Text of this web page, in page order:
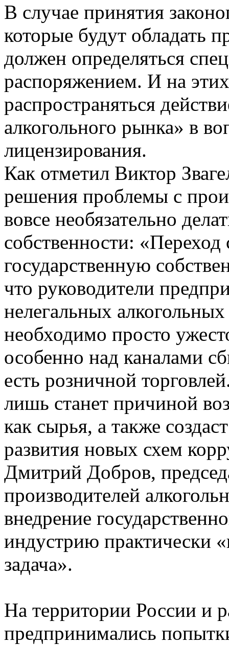
В случае принятия
которые будут обладать
должен определяться
распоряжением. И на
распространяться
алкогольного рынка» в
лицензирования.
Как отметил Виктор
решения проблемы с
вовсе необязательно
собственности: «Переход
государственную
что руководители
нелегальных
необходимо просто
особенно над каналами
есть розничной
лишь станет причиной
как сырья, а также
развития новых схем
Дмитрий Добров,
производителей
внедрение
индустрию практически
задача».
На территории России и
предпринимались